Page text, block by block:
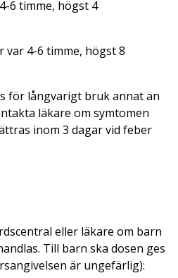
6 timme, högst 4
var 4-6 timme, högst 8
för långvarigt bruk annat än
läkare om symtomen
inom 3 dagar vid feber
eller läkare om barn
Till barn ska dosen ges
är ungefärlig):